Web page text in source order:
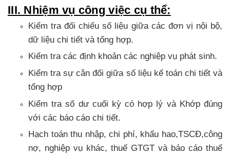
III. Nhiệm vụ công việc cụ thể:
Kiểm tra đối chiếu số liệu giữa các đơn vị nội bộ,
dữ liệu chi tiết và tổng hợp.
Kiểm tra các định khoản các nghiệp vụ phát sinh.
Kiểm tra sự cân đối giữa số liệu kế toán chi tiết và
tổng hợp
Kiểm tra số dư cuối kỳ có hợp lý và Khớp đúng
với các báo cáo chi tiết.
Hạch toán thu nhập, chi phí, khấu hao,TSCĐ,công
nợ, nghiệp vụ khác, thuế GTGT và báo cáo thuế